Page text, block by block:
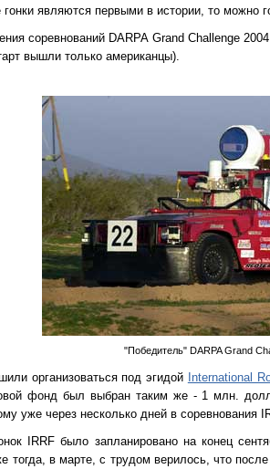
являются первыми в истории, то можно
соревнований DARPA Grand Challenge
вышли только американцы).
"Победитель" DARPA Grand
организоваться под эгидой International
фонд был выбран таким же - 1 млн.
уже через несколько дней в соревнования
IRRF было запланировано на конец
тогда, в марте, с трудом верилось, что